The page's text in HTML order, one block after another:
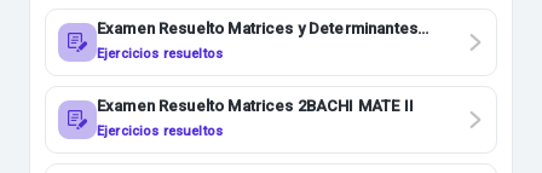
Examen Resuelto Matrices y Determinantes
2BACHI MATE II
Ejercicios resueltos
Examen Resuelto Matrices 2BACHI MATE II
Ejercicios resueltos